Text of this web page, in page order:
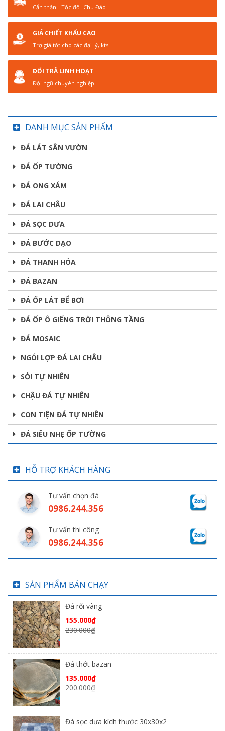
Cẩn thận - Tốc độ- Chu Đáo
GIÁ CHIẾT KHẤU CAO
Trợ giá tốt cho các đại lý, kts
ĐỔI TRẢ LINH HOẠT
Đội ngũ chuyên nghiệp
DANH MỤC SẢN PHẨM
ĐÁ LÁT SÂN VƯỜN
ĐÁ ỐP TƯỜNG
ĐÁ ONG XÁM
ĐÁ LAI CHÂU
ĐÁ SỌC DƯA
ĐÁ BƯỚC DẠO
ĐÁ THANH HÓA
ĐÁ BAZAN
ĐÁ ỐP LÁT BỂ BƠI
ĐÁ ỐP Ô GIẾNG TRỜI THÔNG TẦNG
ĐÁ MOSAIC
NGÓI LỢP ĐÁ LAI CHÂU
SỎI TỰ NHIÊN
CHẬU ĐÁ TỰ NHIÊN
CON TIỆN ĐÁ TỰ NHIÊN
ĐÁ SIÊU NHẸ ỐP TƯỜNG
HỖ TRỢ KHÁCH HÀNG
Tư vấn chọn đá
0986.244.356
Tư vấn thi công
0986.244.356
SẢN PHẨM BÁN CHẠY
Đá rối vàng
155.000₫
230.000₫
Đá thớt bazan
135.000₫
200.000₫
Đá sọc dưa kích thước 30x30x2